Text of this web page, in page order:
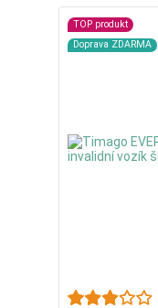
TOP produkt
Doprava ZDARMA